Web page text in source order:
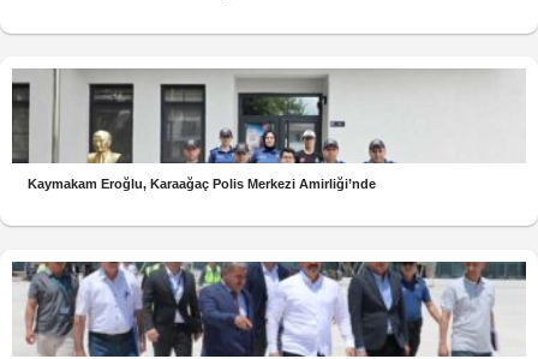
Kaymakam Eroğlu, Karaağaç Polis Merkezi Amirliği’nde